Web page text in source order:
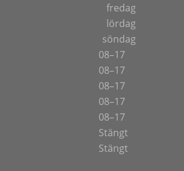
fredag
lördag
söndag
08–17
08–17
08–17
08–17
08–17
Stängt
Stängt